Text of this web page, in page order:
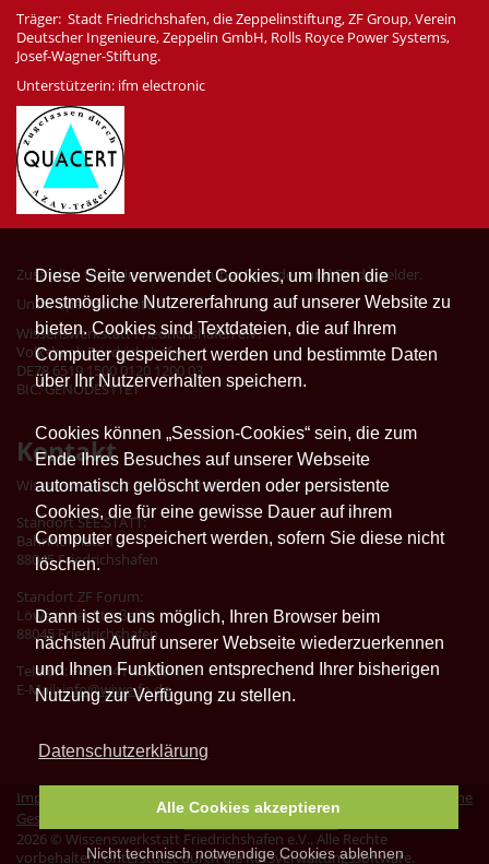
Diese Seite verwendet Cookies, um Ihnen die
bestmögliche Nutzererfahrung auf unserer Website zu
bieten. Cookies sind Textdateien, die auf Ihrem
Computer gespeichert werden und bestimmte Daten
über Ihr Nutzerverhalten speichern.
Cookies können „Session-Cookies“ sein, die zum
Ende Ihres Besuches auf unserer Webseite
automatisch gelöscht werden oder persistente
Cookies, die für eine gewisse Dauer auf ihrem
Computer gespeichert werden, sofern Sie diese nicht
löschen.
Dann ist es uns möglich, Ihren Browser beim
nächsten Aufruf unserer Webseite wiederzuerkennen
und Ihnen Funktionen entsprechend Ihrer bisherigen
Nutzung zur Verfügung zu stellen.
Datenschutzerklärung
Nicht technisch notwendige Cookies ablehnen
Alle Cookies akzeptieren
Träger: Stadt Friedrichshafen, die Zeppelinstiftung, ZF Group, Verein
Deutscher Ingenieure, Zeppelin GmbH, Rolls Royce Power Systems,
Josef-Wagner-Stiftung.
Unterstützerin: ifm electronic
Zusätzlich finanzieren wir uns über Spenden und Fördergelder.
Unser Spendenkonto:
Wissenswerkstatt Friedrichshafen e.V.
Volksbank Friedrichshafen
DE78 6519 1500 0120 1200 03
BIC: GENODES1TET
Kontakt
Wissenswerkstatt Friedrichshafen
Standort SEE.STATT:
Bahnhofplatz 1
88045 Friedrichshafen
Standort ZF Forum:
Löwentaler Straße 20
88045 Friedrichshafen
Telefon: +49 7541 40299-11
E-Mail:info@wiwe-fn.de
Impressum Datenschutz | Erklärung zur Barrierefreiheit
Allgemeine
Geschäftsbedingungen|
Vertrag widerrufen
2026 © Wissenswerkstatt Friedrichshafen e.V.. Alle Rechte
vorbehalten. Unterstützt durch dieKursverwaltungssoftware.